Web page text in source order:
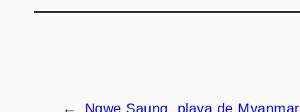
← Ngwe Saung, playa de Myanmar